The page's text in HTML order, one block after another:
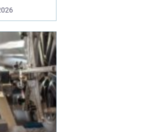
tentaplugg
i
utmaning
samtidigt